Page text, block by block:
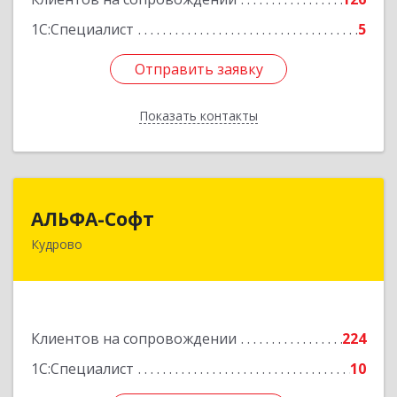
1С:Специалист
5
Отправить заявку
Показать контакты
Отправить заявку
Назад
АЛЬФА-Софт
Кудрово
Клиентов на сопровождении
224
1С:Специалист
10
188692, Ленинградская обл, Всеволожский м.р-
Подробнее